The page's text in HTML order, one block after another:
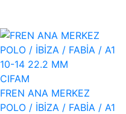
CIFAM
FREN ANA MERKEZ
POLO / İBİZA / FABİA / A1